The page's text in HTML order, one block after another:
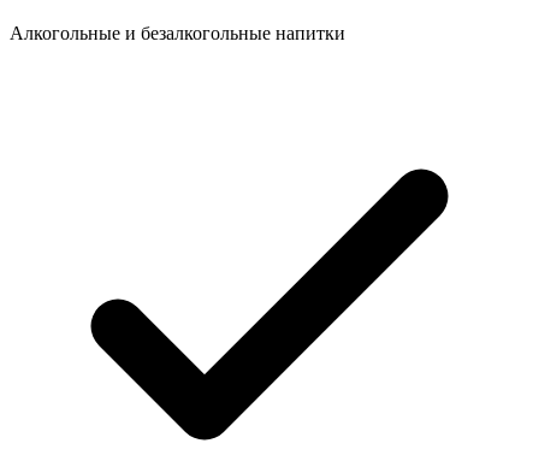
Алкогольные и безалкогольные напитки